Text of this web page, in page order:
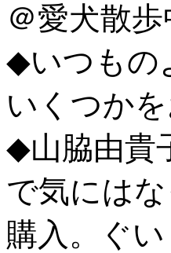
＠愛犬散
◆いつもの
いくつか
◆山脇由貴
で気には
購入。ぐ